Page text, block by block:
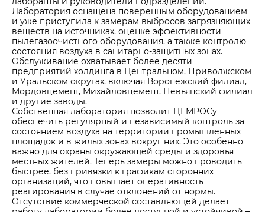
Лаборатория оснащена поверенным оборудованием
и уже приступила к замерам выбросов загрязняющих
веществ на источниках, оценке эффективности
пылегазоочистного оборудования, а также контролю
состояния воздуха в санитарно-защитных зонах.
Обслуживание охватывает более десяти
предприятий холдинга в Центральном, Приволжском
и Уральском округах, включая Воронежский филиал,
Мордовцемент, Михайловцемент, Невьянский филиал
и другие заводы.
Собственная лаборатория позволит ЦЕМРОСу
обеспечить регулярный и независимый контроль за
состоянием воздуха на территории промышленных
площадок и в жилых зонах вокруг них. Это особенно
важно для охраны окружающей среды и здоровья
местных жителей. Теперь замеры можно проводить
быстрее, без привязки к графикам сторонних
организаций, что повышает оперативность
реагирования в случае отклонений от нормы.
Отсутствие коммерческой составляющей делает